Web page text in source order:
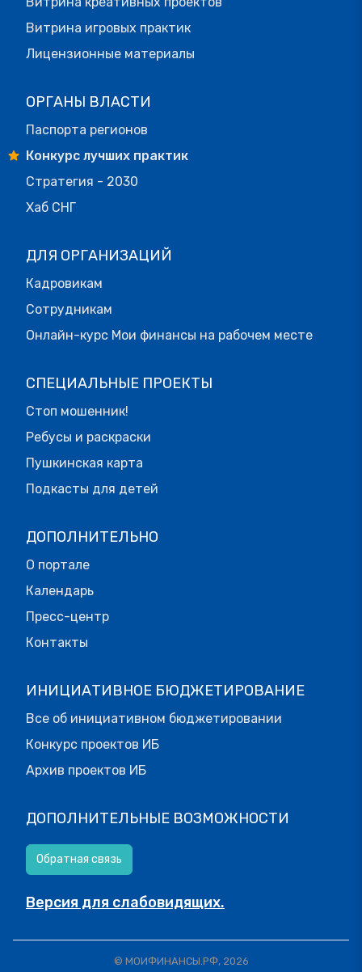
Витрина игровых практик
Лицензионные материалы
ОРГАНЫ ВЛАСТИ
Паспорта регионов
Конкурс лучших практик
Стратегия - 2030
Хаб СНГ
ДЛЯ ОРГАНИЗАЦИЙ
Кадровикам
Сотрудникам
Онлайн-курс Мои финансы на рабочем месте
СПЕЦИАЛЬНЫЕ ПРОЕКТЫ
Стоп мошенник!
Ребусы и раскраски
Пушкинская карта
Подкасты для детей
ДОПОЛНИТЕЛЬНО
О портале
Календарь
Пресс-центр
Контакты
ИНИЦИАТИВНОЕ БЮДЖЕТИРОВАНИЕ
Все об инициативном бюджетировании
Конкурс проектов ИБ
Архив проектов ИБ
ДОПОЛНИТЕЛЬНЫЕ ВОЗМОЖНОСТИ
Обратная связь
Версия для слабовидящих.
© МОИФИНАНСЫ.РФ, 2026